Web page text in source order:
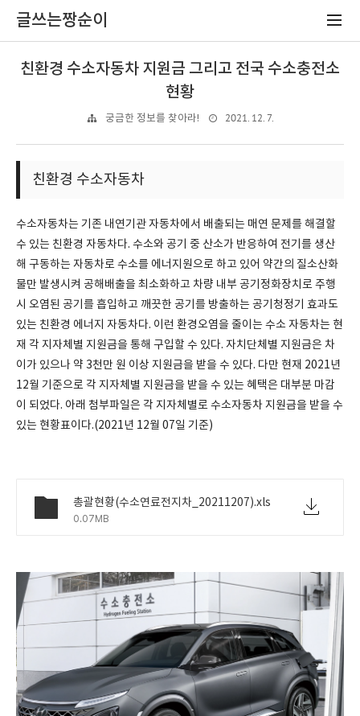
글쓰는짱순이
친환경 수소자동차 지원금 그리고 전국 수소충전소
현황
궁금한 정보를 찾아라! 2021. 12. 7.
친환경 수소자동차
수소자동차는 기존 내연기관 자동차에서 배출되는 매연 문제를 해결할
수 있는 친환경 자동차다. 수소와 공기 중 산소가 반응하여 전기를 생산
해 구동하는 자동차로 수소를 에너지원으로 하고 있어 약간의 질소산화
물만 발생시켜 공해배출을 최소화하고 차량 내부 공기정화장치로 주행
시 오염된 공기를 흡입하고 깨끗한 공기를 방출하는 공기청정기 효과도
있는 친환경 에너지 자동차다. 이런 환경오염을 줄이는 수소 자동차는 현
재 각 지자체별 지원금을 통해 구입할 수 있다. 자치단체별 지원금은 차
이가 있으나 약 3천만 원 이상 지원금을 받을 수 있다. 다만 현재 2021년
12월 기준으로 각 지자체별 지원금을 받을 수 있는 혜택은 대부분 마감
이 되었다. 아래 첨부파일은 각 지자체별로 수소자동차 지원금을 받을 수
있는 현황표이다.(2021년 12월 07일 기준)
총괄현황(수소연료전지차_20211207).xls
0.07MB